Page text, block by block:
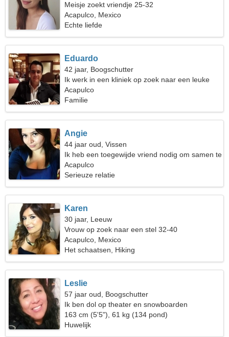
Meisje zoekt vriendje 25-32
Acapulco, Mexico
Echte liefde
Eduardo
42 jaar, Boogschutter
Ik werk in een kliniek op zoek naar een leuke
vrouw
Acapulco
Familie
Angie
44 jaar oud, Vissen
Ik heb een toegewijde vriend nodig om samen te
koken
Acapulco
Serieuze relatie
Karen
30 jaar, Leeuw
Vrouw op zoek naar een stel 32-40
Acapulco, Mexico
Het schaatsen, Hiking
Leslie
57 jaar oud, Boogschutter
Ik ben dol op theater en snowboarden
163 cm (5'5"), 61 kg (134 pond)
Huwelijk